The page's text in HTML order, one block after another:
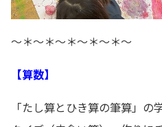
～＊～＊～＊～＊～＊～
【算数】
「たし算とひき算の筆算」